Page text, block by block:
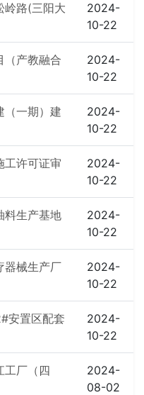
路(三阳大
2024-
10-22
（产教融合
2024-
10-22
（一期）建
2024-
10-22
工许可证审
2024-
10-22
料生产基地
2024-
10-22
器械生产厂
2024-
10-22
置区配套
2024-
10-22
工厂（四
2024-
08-02